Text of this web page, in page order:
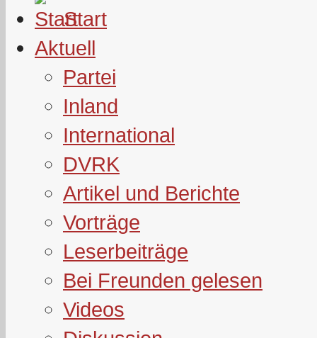
Start
Aktuell
Partei
Inland
International
DVRK
Artikel und Berichte
Vorträge
Leserbeiträge
Bei Freunden gelesen
Videos